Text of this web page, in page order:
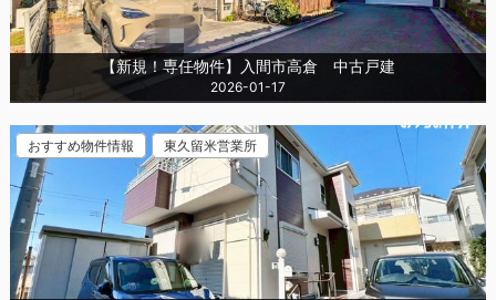
【新規！専任物件】入間市高倉 中古戸建
2026-01-17
おすすめ物件情報 東久留米営業所